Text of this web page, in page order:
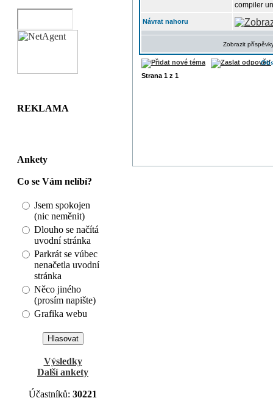
REKLAMA
Ankety
Co se Vám nelíbí?
Jsem spokojen
(nic neměnit)
Dlouho se načítá
uvodní stránka
Parkrát se vúbec
nenačetla uvodní
stránka
Něco jiného
(prosím napište)
Grafika webu
Výsledky
Další ankety
Účastníků: 30221
compiler
Návrat nahoru
Zobrazit
Strana 1 z 1